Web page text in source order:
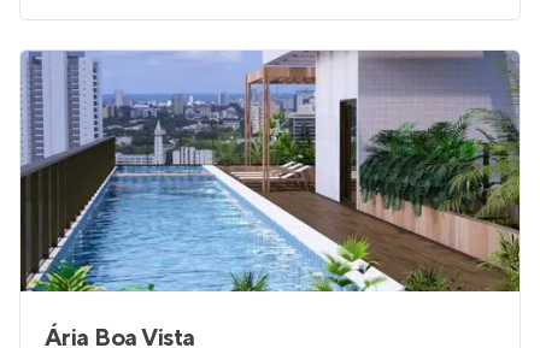
Ária Boa Vista